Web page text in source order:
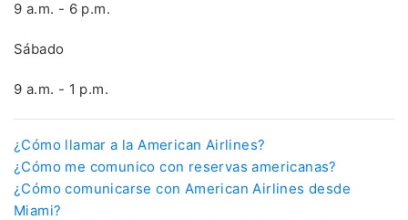
9 a.m. - 6 p.m.
Sábado
9 a.m. - 1 p.m.
¿Cómo llamar a la American Airlines?
¿Cómo me comunico con reservas americanas?
¿Cómo comunicarse con American Airlines desde
Miami?
* Este número de contacto proporcionado no está asociado
con ninguna organización o marca, excepto Travelflys